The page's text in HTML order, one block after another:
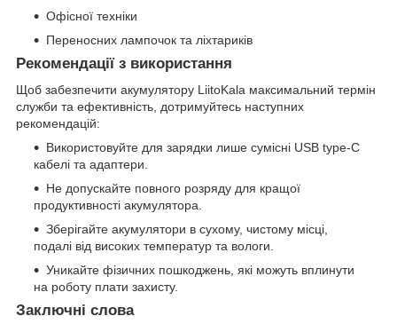
Офісної техніки
Переносних лампочок та ліхтариків
Рекомендації з використання
Щоб забезпечити акумулятору LiitoKala максимальний термін
служби та ефективність, дотримуйтесь наступних
рекомендацій:
Використовуйте для зарядки лише сумісні USB type-C
кабелі та адаптери.
Не допускайте повного розряду для кращої
продуктивності акумулятора.
Зберігайте акумулятори в сухому, чистому місці,
подалі від високих температур та вологи.
Уникайте фізичних пошкоджень, які можуть вплинути
на роботу плати захисту.
Заключні слова